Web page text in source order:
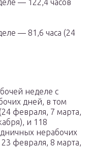
— 122,4 часов
— 81,6 часа (24
неделе с
дней, в том
февраля, 7 марта,
и 118
нерабочих
февраля, 8 марта,